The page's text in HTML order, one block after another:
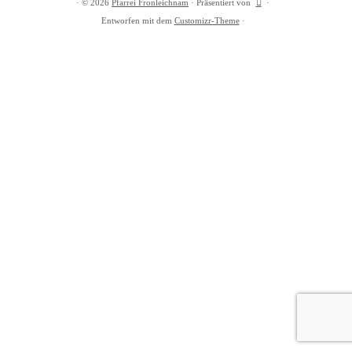
· © 2026 Pfarrei Fronleichnam · Präsentiert von
·
Entworfen mit dem Customizr-Theme·